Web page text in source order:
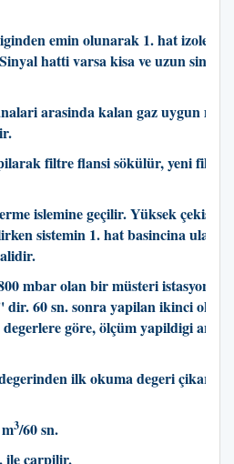
emin olunarak 1. hat izole
hatti varsa kisa ve uzun
arasinda kalan gaz uygun
filtre flansi sökülür, yeni filtre
islemine geçilir. Yüksek çekisli
sistemin 1. hat basincina
mbar olan bir müsteri istasyonu
dir. 60 sn. sonra yapilan ikinci
göre, ölçüm yapildigi anda
ilk okuma degeri
3/60 sn.
ile çarpilir.